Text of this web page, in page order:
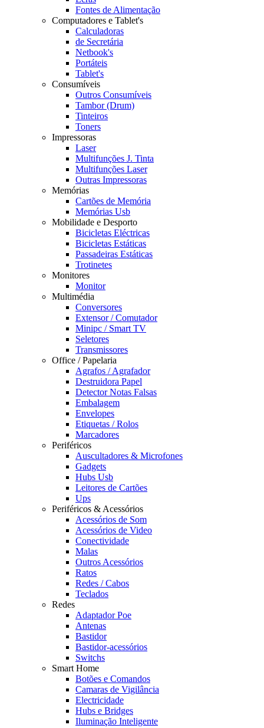
Fontes de Alimentação
Computadores e Tablet's
Calculadoras
de Secretária
Netbook's
Portáteis
Tablet's
Consumíveis
Outros Consumíveis
Tambor (Drum)
Tinteiros
Toners
Impressoras
Laser
Multifunções J. Tinta
Multifunções Laser
Outras Impressoras
Memórias
Cartões de Memória
Memórias Usb
Mobilidade e Desporto
Bicicletas Eléctricas
Bicicletas Estáticas
Passadeiras Estáticas
Trotinetes
Monitores
Monitor
Multimédia
Conversores
Extensor / Comutador
Minipc / Smart TV
Seletores
Transmissores
Office / Papelaria
Agrafos / Agrafador
Destruidora Papel
Detector Notas Falsas
Embalagem
Envelopes
Etiquetas / Rolos
Marcadores
Periféricos
Auscultadores & Microfones
Gadgets
Hubs Usb
Leitores de Cartões
Ups
Periféricos & Acessórios
Acessórios de Som
Acessórios de Video
Conectividade
Malas
Outros Acessórios
Ratos
Redes / Cabos
Teclados
Redes
Adaptador Poe
Antenas
Bastidor
Bastidor-acessórios
Switchs
Smart Home
Botões e Comandos
Camaras de Vigilância
Electricidade
Hubs e Bridges
Iluminação Inteligente